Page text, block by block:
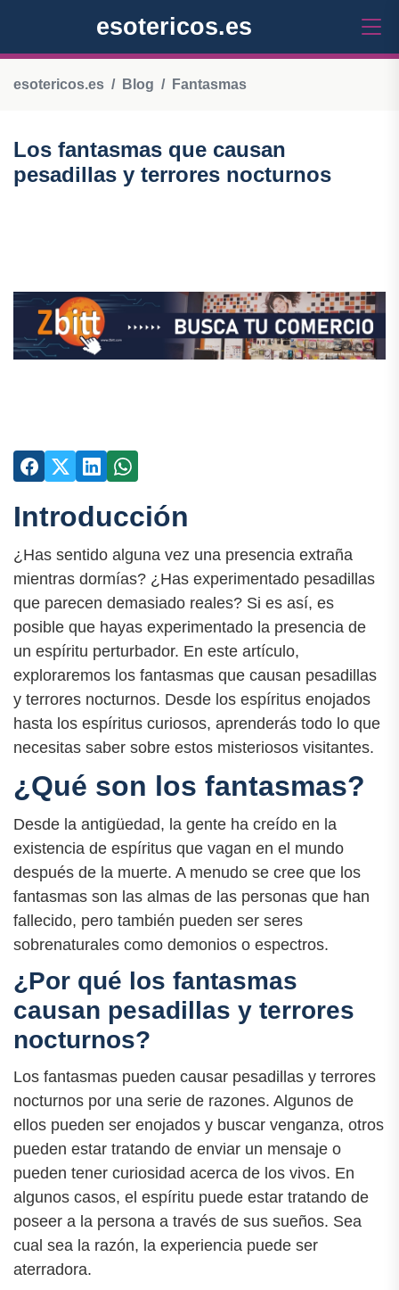
esotericos.es
esotericos.es Blog Fantasmas
Los fantasmas que causan
pesadillas y terrores nocturnos
Introducción
¿Has sentido alguna vez una presencia extraña
mientras dormías? ¿Has experimentado pesadillas
que parecen demasiado reales? Si es así, es
posible que hayas experimentado la presencia de
un espíritu perturbador. En este artículo,
exploraremos los fantasmas que causan pesadillas
y terrores nocturnos. Desde los espíritus enojados
hasta los espíritus curiosos, aprenderás todo lo que
necesitas saber sobre estos misteriosos visitantes.
¿Qué son los fantasmas?
Desde la antigüedad, la gente ha creído en la
existencia de espíritus que vagan en el mundo
después de la muerte. A menudo se cree que los
fantasmas son las almas de las personas que han
fallecido, pero también pueden ser seres
sobrenaturales como demonios o espectros.
¿Por qué los fantasmas
causan pesadillas y terrores
nocturnos?
Los fantasmas pueden causar pesadillas y terrores
nocturnos por una serie de razones. Algunos de
ellos pueden ser enojados y buscar venganza, otros
pueden estar tratando de enviar un mensaje o
pueden tener curiosidad acerca de los vivos. En
algunos casos, el espíritu puede estar tratando de
poseer a la persona a través de sus sueños. Sea
cual sea la razón, la experiencia puede ser
aterradora.